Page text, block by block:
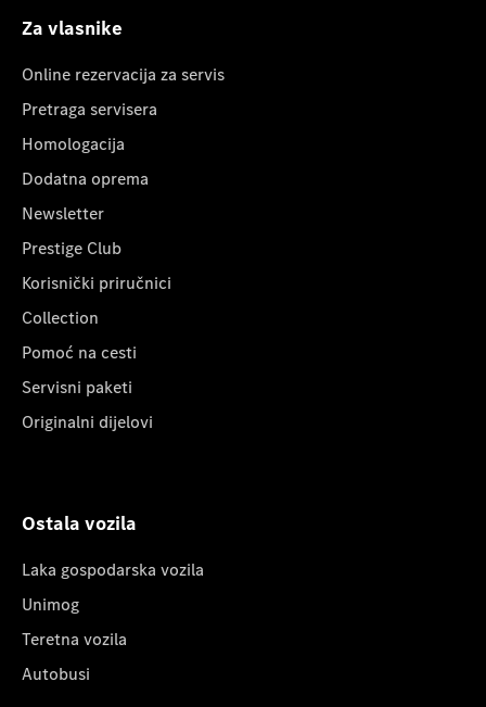
Za vlasnike
Online rezervacija za servis
Pretraga servisera
Homologacija
Dodatna oprema
Newsletter
Prestige Club
Korisnički priručnici
Collection
Pomoć na cesti
Servisni paketi
Originalni dijelovi
Ostala vozila
Laka gospodarska vozila
Unimog
Teretna vozila
Autobusi